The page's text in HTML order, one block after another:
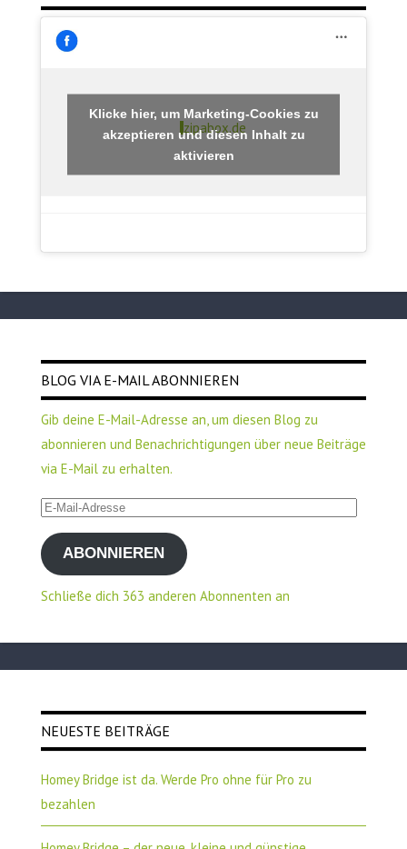
zipabox.de
Klicke hier, um Marketing-Cookies zu
akzeptieren und diesen Inhalt zu
aktivieren
BLOG VIA E-MAIL ABONNIEREN
Gib deine E-Mail-Adresse an, um diesen Blog zu
abonnieren und Benachrichtigungen über neue Beiträge
via E-Mail zu erhalten.
E-
Mail-
AdresseABONNIEREN
Schließe dich 363 anderen Abonnenten an
NEUESTE BEITRÄGE
Homey Bridge ist da. Werde Pro ohne für Pro zu
bezahlen